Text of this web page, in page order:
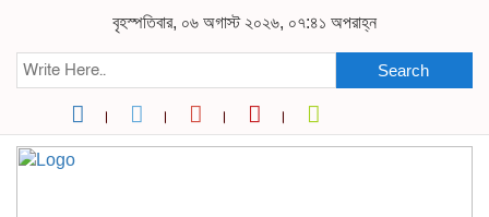
বৃহস্পতিবার, ০৬ অগাস্ট ২০২৬, ০৭:৪১ অপরাহ্ন
Search